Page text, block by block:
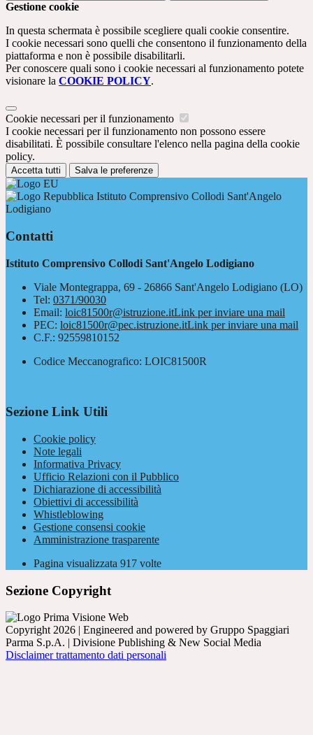
Gestione cookie
In questa schermata è possibile scegliere quali cookie consentire.
I cookie necessari sono quelli che consentono il funzionamento della
piattaforma e non è possibile disabilitarli.
Per conoscere quali sono i cookie necessari al funzionamento potete
visionare la COOKIE POLICY.
Cookie necessari per il funzionamento
I cookie necessari per il funzionamento non possono essere
disabilitati. È possibile consultare l'elenco nella pagina della cookie
policy.
Accetta tutti Salva le preferenze
Istituto Comprensivo Collodi Sant'Angelo
Lodigiano
Contatti
Istituto Comprensivo Collodi Sant'Angelo Lodigiano
Viale Montegrappa, 69 - 26866 Sant'Angelo Lodigiano (LO)
Tel: 0371/90030
Email: loic81500r@istruzione.itLink per inviare una mail
PEC: loic81500r@pec.istruzione.itLink per inviare una mail
C.F.: 92559810152
Codice Meccanografico: LOIC81500R
Sezione Link Utili
Cookie policy
Note legali
Informativa Privacy
Ufficio Relazioni con il Pubblico
Dichiarazione di accessibilità
Obiettivi di accessibilità
Whistleblowing
Gestione consensi cookie
Amministrazione trasparente
Pagina visualizzata 917 volte
Sezione Copyright
Copyright 2026 | Engineered and powered by Gruppo Spaggiari
Parma S.p.A. | Divisione Publishing & New Social Media
Disclaimer trattamento dati personali